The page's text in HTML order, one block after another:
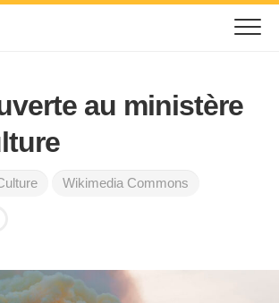
au ministère
Wikimedia Commons